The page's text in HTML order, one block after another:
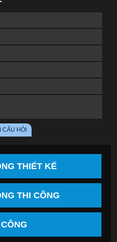
THIẾT KẾ
THI CÔNG